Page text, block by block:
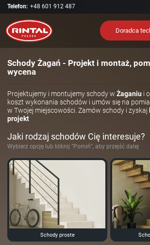
Telefon: +48 601 912 487
Doradca
Schody Żagań - Projekt i montaż,
wycena
Projektujemy i montujemy schody w Żaganiu i
koszt wykonania schodów i umów się na
w Twojej miejscowości. Zamów schody i zyskaj
projekt
Jaki rodzaj schodów Cię interesuje?
Wybierz opcję lub kliknij "Pomiń", aby przejść dalej
Schody proste